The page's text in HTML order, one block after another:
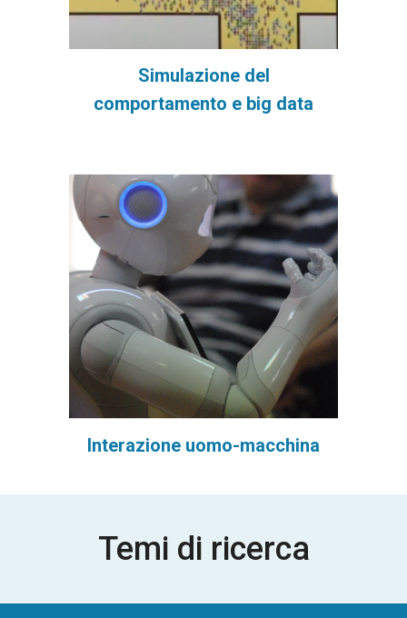
Simulazione del
comportamento e big data
Interazione uomo-macchina
Temi di ricerca